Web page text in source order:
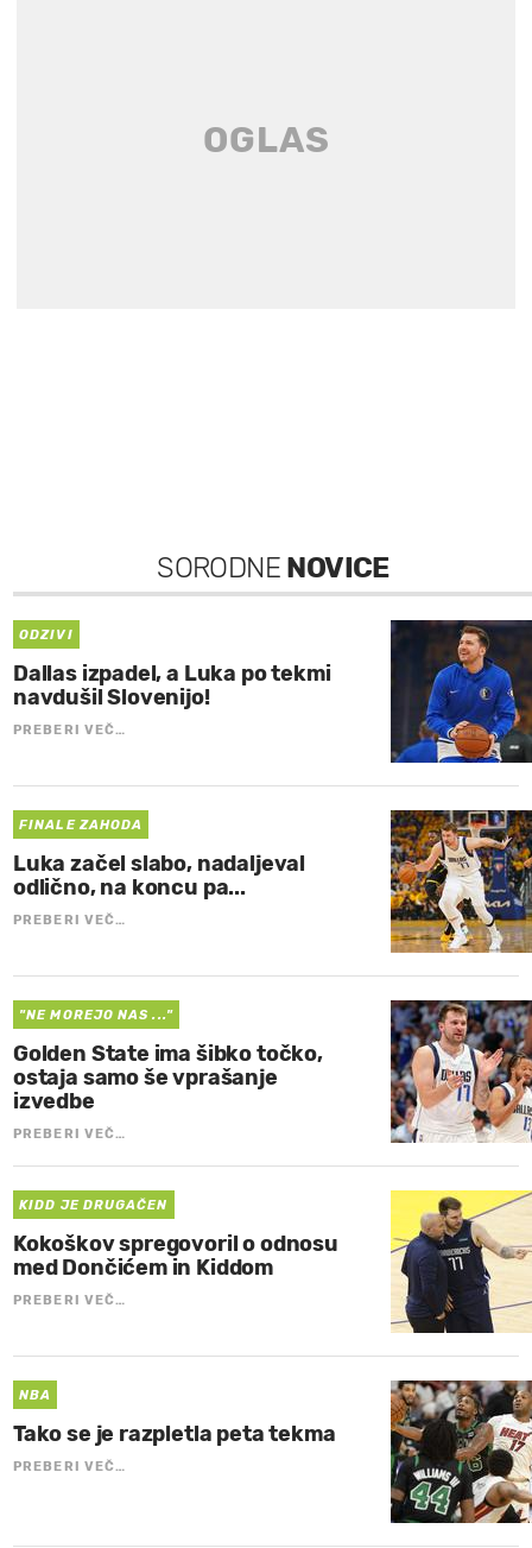
SORODNE NOVICE
ODZIVI
Dallas izpadel, a Luka po tekmi
navdušil Slovenijo!
PREBERI VEČ…
FINALE ZAHODA
Luka začel slabo, nadaljeval
odlično, na koncu pa...
PREBERI VEČ…
"NE MOREJO NAS ..."
Golden State ima šibko točko,
ostaja samo še vprašanje
izvedbe
PREBERI VEČ…
KIDD JE DRUGAČEN
Kokoškov spregovoril o odnosu
med Dončićem in Kiddom
PREBERI VEČ…
NBA
Tako se je razpletla peta tekma
PREBERI VEČ…